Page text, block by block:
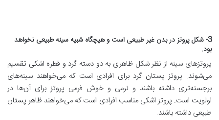
3- شکل پروتز در بدن غیر طبیعی است و هیچگاه شبیه سینه طبیعی نخواهد
بود.
پروتزهای سینه از نظر شکل ظاهری به دو دسته گرد و قطره اشکی تقسیم
می‌شوند. پروتز پستان گرد برای افرادی است که می‌خواهند سینه‌های
برجسته‌تری داشته باشند و نرمی و خوش فرمی پروتز برای آن‌ها در
اولویت است. پروتز اشکی مناسب افرادی است که می‌خواهند ظاهر پستان
طبیعی داشته باشند.